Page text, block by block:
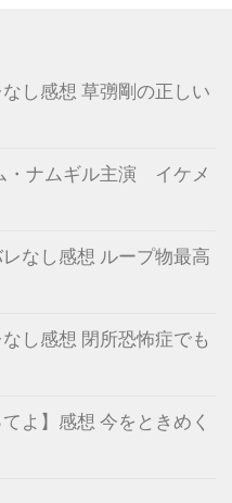
し感想 草彅剛の正しい
・ナムギル主演 イケメ
なし感想 ループ物最高
し感想 閉所恐怖症でも
よ】感想 今をときめく